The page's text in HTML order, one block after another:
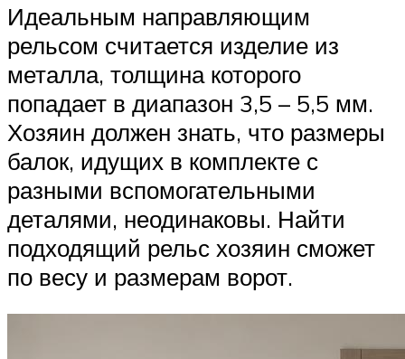
Идеальным направляющим
рельсом считается изделие из
металла, толщина которого
попадает в диапазон 3,5 – 5,5 мм.
Хозяин должен знать, что размеры
балок, идущих в комплекте с
разными вспомогательными
деталями, неодинаковы. Найти
подходящий рельс хозяин сможет
по весу и размерам ворот.